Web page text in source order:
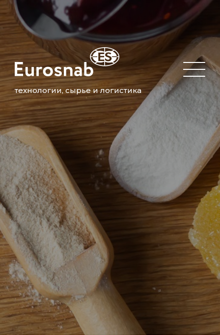
технологии, сырье и логистика